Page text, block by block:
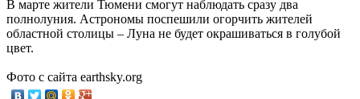
В марте жители Тюмени смогут наблюдать сразу два
полнолуния. Астрономы поспешили огорчить жителей
областной столицы – Луна не будет окрашиваться в голубой
цвет.
Фото с сайта earthsky.org